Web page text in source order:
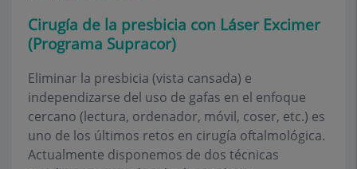
Cirugía de la presbicia con Láser Excimer
(Programa Supracor)
Eliminar la presbicia (vista cansada) e
independizarse del uso de gafas en el enfoque
cercano (lectura, ordenador, móvil, coser, etc.) es
uno de los últimos retos en cirugía oftalmológica.
Actualmente disponemos de dos técnicas